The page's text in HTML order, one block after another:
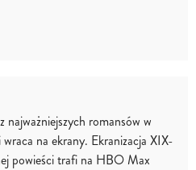
najważniejszych romansów w
na ekrany. Ekranizacja XIX-
powieści trafi na HBO Max